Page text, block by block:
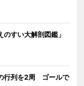
すい大解剖図鑑」
行列を2周 ゴールで